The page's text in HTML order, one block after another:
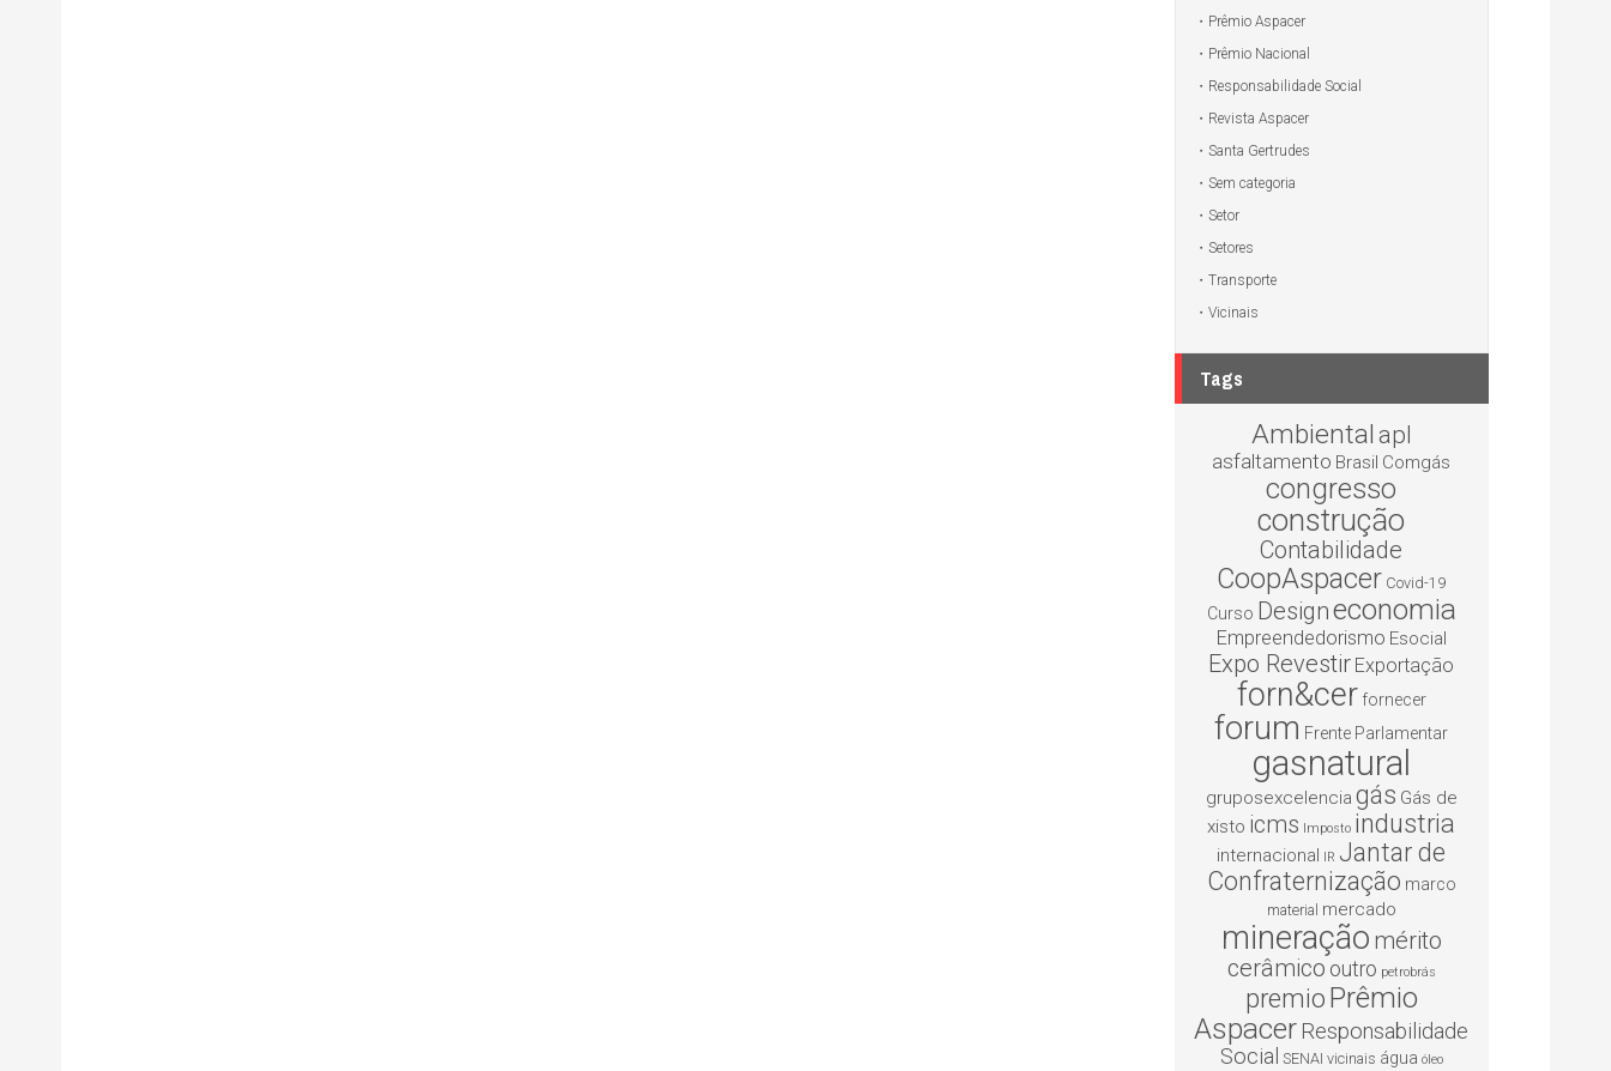
Prêmio Aspacer
Prêmio Nacional
Responsabilidade Social
Revista Aspacer
Santa Gertrudes
Sem categoria
Setor
Setores
Transporte
Vicinais
Tags
Ambiental apl
asfaltamento Brasil Comgás
congresso
construção
Contabilidade
CoopAspacer Covid-19
Curso Designeconomia
Empreendedorismo Esocial
Expo Revestir Exportação
forn&cer fornecer
forum Frente Parlamentar
gasnatural
gruposexcelencia gás Gás de
xisto icms Imposto industria
internacional IR Jantar de
Confraternização marco
material mercado
mineração mérito
cerâmico outro petrobrás
premio Prêmio
Aspacer Responsabilidade
Social SENAI vicinais água óleo